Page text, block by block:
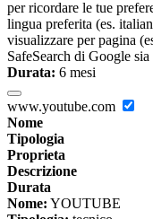
per ricordare le tue
lingua preferita (es.
visualizzare per pagina
SafeSearch di Google
Durata: 6 mesi
www.youtube.com
Nome
Tipologia
Proprieta
Descrizione
Durata
Nome: YOUTUBE